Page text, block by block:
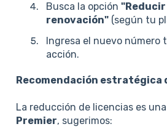
Busca la opción
renovación"(según tu
Ingresa el nuevo número
acción.
Recomendación estratégica
La reducción de licencias es
Premier, sugerimos: